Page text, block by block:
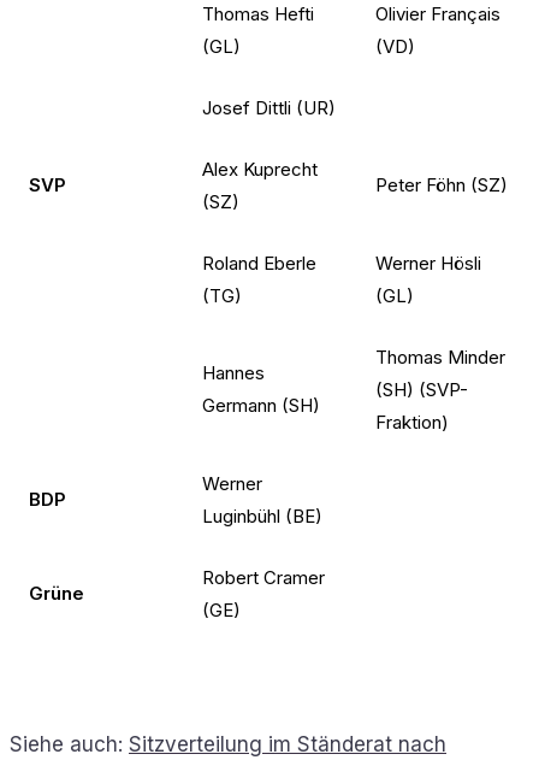
Thomas Hefti
(GL)
Olivier Français
(VD)
Josef Dittli (UR)
SVP
Alex Kuprecht
(SZ)
Peter Föhn (SZ)
Roland Eberle
(TG)
Werner Hösli
(GL)
Hannes
Germann (SH)
Thomas Minder
(SH) (SVP-
Fraktion)
BDP
Werner
Luginbühl (BE)
Grüne
Robert Cramer
(GE)
Siehe auch: Sitzverteilung im Ständerat nach